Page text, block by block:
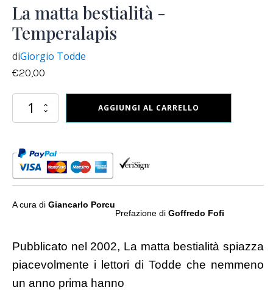
La matta bestialità -
Temperalapis
diGiorgio Todde
€20,00
matta
Temperalapis
quantità
AGGIUNGI AL CARRELLO
A cura di Giancarlo Porcu
Prefazione di Goffredo Fofi
Pubblicato nel 2002, La matta bestialità spiazza
piacevolmente i lettori di Todde che nemmeno
un anno prima hanno